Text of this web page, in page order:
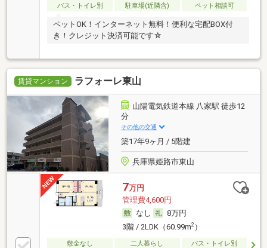
バス・トイレ別
駐車場(近隣含) ペット相談可
ペットOK！インターネット無料！便利な宅配BOX付
き！クレジット決済可能です☆
賃貸マンション ラフォーレ東山
山陽電気鉄道本線 八家駅 徒歩12
分
その他の交通
築17年9ヶ月 / 5階建
兵庫県姫路市東山
7万円
管理費4,600円
なし
8万円
3階 / 2LDK（60.99m2）
敷金なし 二人暮らし バス・トイレ別